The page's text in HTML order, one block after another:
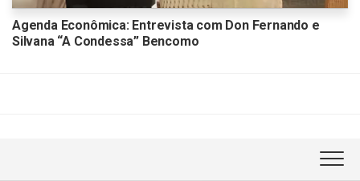
Agenda Econômica: Entrevista com Don Fernando e
Silvana “A Condessa” Bencomo